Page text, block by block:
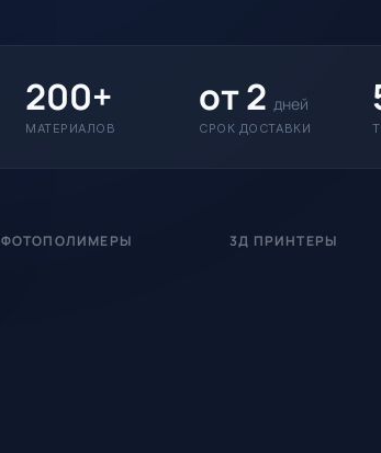
200+
МАТЕРИАЛОВ
от 2 дней
СРОК ДОСТАВКИ
ФОТОПОЛИМЕРЫ 3Д ПРИНТЕРЫ